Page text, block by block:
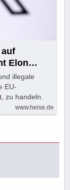
Elon
illegale
EU-
zu handeln.
www.heise.de